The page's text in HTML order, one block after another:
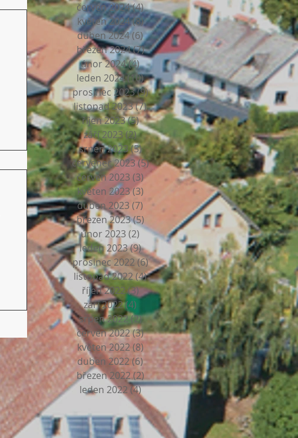
červen 2024(4)4 příspěvky
květen 2024(8)8 příspěvků
duben 2024 (6)6 příspěvků
březen 2024(7)7 příspěvků
únor 2024(4)4 příspěvky
leden 2024 (10)10 příspěvků
prosinec 2023(9)9 příspěvků
listopad 2023(7)7 příspěvků
říjen 2023(5)5 příspěvků
září 2023 (2)2 příspěvky
srpen 2023 (5)5 příspěvků
červenec 2023 (5)5 příspěvků
červen 2023 (3)3 příspěvky
květen 2023(3)
duben 2023 (7) 7 příspěvků
březen 2023(5) 5 příspěvků
únor 2023 (2) 2 příspěvky
leden 2023(9)9 příspěvků
prosinec 2022(6)6 příspěvků
listopad 2022 (4)4 příspěvky
říjen 2022 (3)3 příspěvky
září 2022(4) 4 příspěvky
srpen 2022(2)2 příspěvky
červen 2022(3)3 příspěvky
květen 2022 (8) 8 příspěvků
duben 2022(6)6 příspěvků
březen 2022(2) 2 příspěvky
leden 2022 (4)4 příspěvky